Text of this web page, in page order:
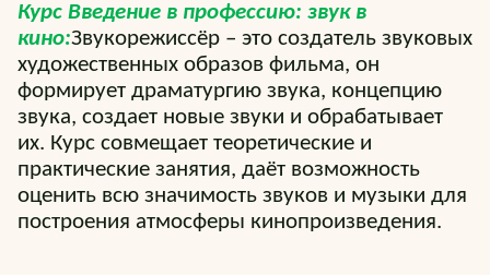
Курс Введение в профессию: звук в
кино:Звукорежиссёр – это создатель звуковых
художественных образов фильма, он
формирует драматургию звука, концепцию
звука, создает новые звуки и обрабатывает
их. Курс совмещает теоретические и
практические занятия, даёт возможность
оценить всю значимость звуков и музыки для
построения атмосферы кинопроизведения.